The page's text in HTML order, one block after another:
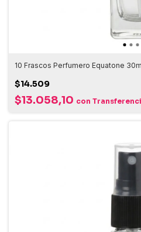
10 Frascos Perfumero Equatone
$14.509
$13.058,10 con